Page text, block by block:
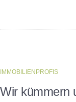
IMMOBILIENPROFIS
Wir kümmern